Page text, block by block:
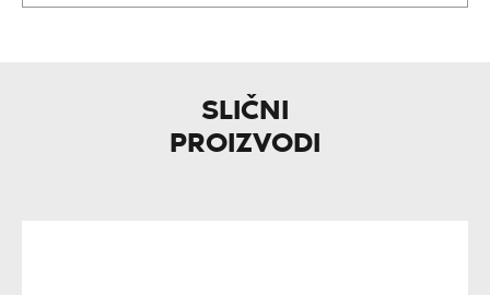
SLIČNI
PROIZVODI